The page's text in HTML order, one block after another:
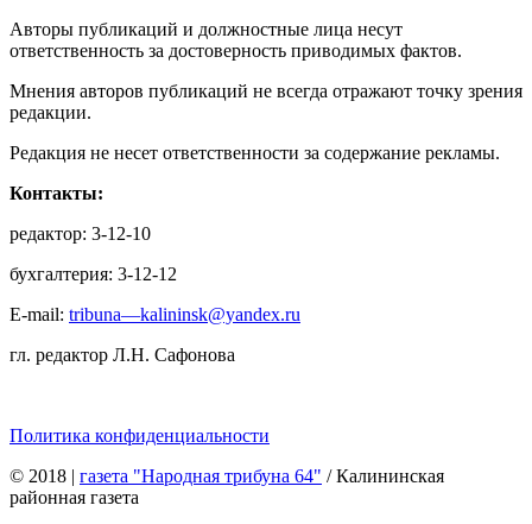
Авторы публикаций и должностные лица несут
ответственность за достоверность приводимых фактов.
Мнения авторов публикаций не всегда отражают точку зрения
редакции.
Редакция не несет ответственности за содержание рекламы.
Контакты:
редактор: 3-12-10
бухгалтерия: 3-12-12
E-mail: tribuna—kalininsk@yandex.ru
гл. редактор Л.Н. Сафонова
Политика конфиденциальности
© 2018 | газета "Народная трибуна 64" / Калининская
районная газета